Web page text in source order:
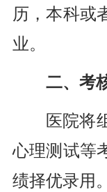
历，本科或
业。
二、考
医院将
心理测试等
绩择优录用。